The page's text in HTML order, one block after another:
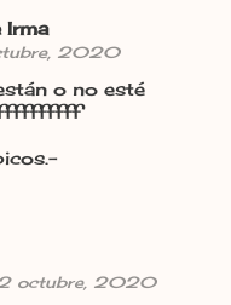
Irma
2020
o no esté
octubre, 2020